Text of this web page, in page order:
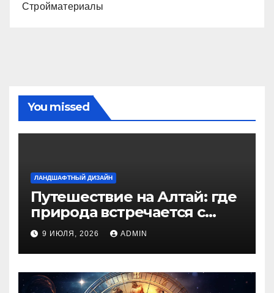
Стройматериалы
You missed
ЛАНДШАФТНЫЙ ДИЗАЙН
Путешествие на Алтай: где
природа встречается с
духом приключений
9 ИЮЛЯ, 2026 ADMIN